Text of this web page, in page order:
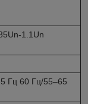
1.1Un
Гц 60 Гц/55–65